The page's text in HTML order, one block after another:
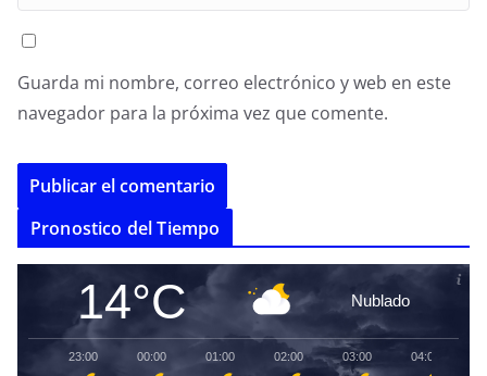
Guarda mi nombre, correo electrónico y web en este
navegador para la próxima vez que comente.
l
Pronostico del Tiempo
14°C Nublado
23:00 00:00 01:00 02:00 03:00 04:00